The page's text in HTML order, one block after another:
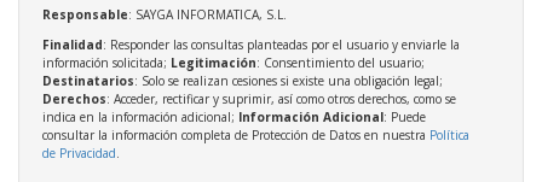
Responsable: SAYGA INFORMATICA, S.L.
Finalidad: Responder las consultas planteadas por el usuario y enviarle la
información solicitada; Legitimación: Consentimiento del usuario;
Destinatarios: Solo se realizan cesiones si existe una obligación legal;
Derechos: Acceder, rectificar y suprimir, así como otros derechos, como se
indica en la información adicional; Información Adicional: Puede
consultar la información completa de Protección de Datos en nuestra Política
de Privacidad.